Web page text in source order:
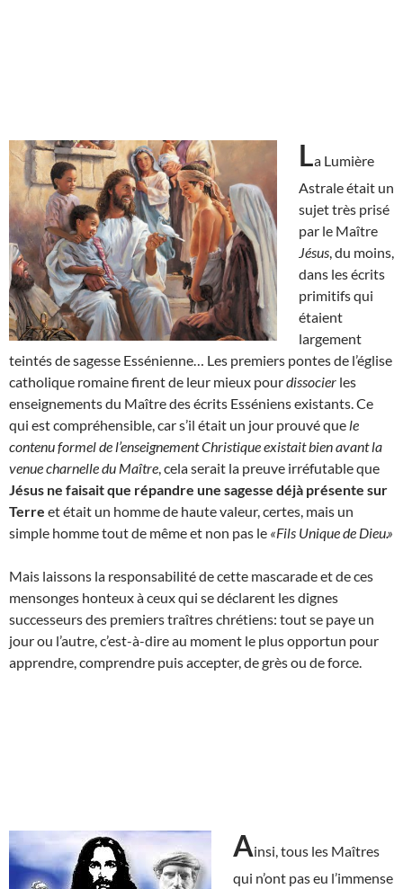
La Lumière
Astrale était un
sujet très prisé
par le Maître
Jésus , du moins,
dans les écrits
primitifs qui
étaient
largement
teintés de sagesse Essénienne… Les premiers pontes de l’église
catholique romaine firent de leur mieux pourdissocier les
enseignements du Maître des écrits Esséniens existants. Ce
qui est compréhensible, car s’il était un jour prouvé que le
contenu formel de l’enseignement Christique existait bien avant la
venue charnelle du Maître , cela serait la preuve irréfutable que
Jésus ne faisait que répandre une sagesse déjà présente sur
Terre et était un homme de haute valeur, certes, mais un
simple homme tout de même et non pas le «Fils Unique de Dieu.»
Mais laissons la responsabilité de cette mascarade et de ces
mensonges honteux à ceux qui se déclarent les dignes
successeurs des premiers traîtres chrétiens: tout se paye un
jour ou l’autre, c’est-à-dire au moment le plus opportun pour
apprendre, comprendre puis accepter, de grès ou de force.
Ainsi, tous les Maîtres
qui n’ont pas eu l’immense